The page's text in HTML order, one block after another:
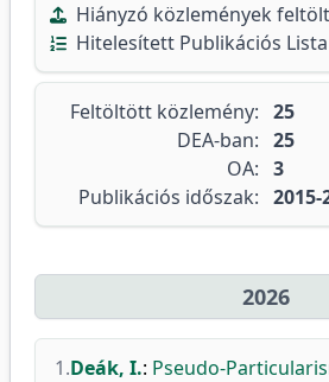
Hiányzó közlemények
Hitelesített Publikációs
Feltöltött közlemény: 25
DEA-ban: 25
OA: 3
Publikációs időszak: 2015-
2026
1.Deák, I.: Pseudo-